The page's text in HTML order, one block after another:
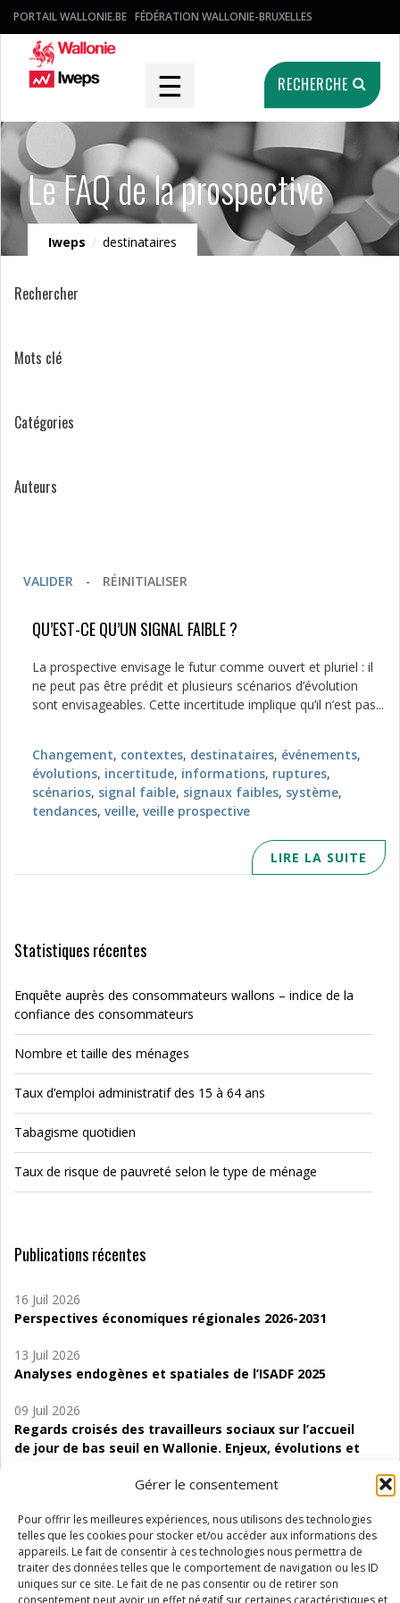
Gérer le consentement
Pour offrir les meilleures expériences, nous utilisons des technologies
telles que les cookies pour stocker et/ou accéder aux informations des
appareils. Le fait de consentir à ces technologies nous permettra de
traiter des données telles que le comportement de navigation ou les ID
uniques sur ce site. Le fait de ne pas consentir ou de retirer son
consentement peut avoir un effet négatif sur certaines caractéristiques et
PORTAIL WALLONIE.BE FÉDÉRATION WALLONIE-BRUXELLES
☰ RECHERCHE
Le FAQ de la prospective
Iweps / destinataires
Rechercher
Mots clé
Catégories
Auteurs
VALIDER - RÉINITIALISER
QU’EST-CE QU’UN SIGNAL FAIBLE ?
La prospective envisage le futur comme ouvert et pluriel : il
ne peut pas être prédit et plusieurs scénarios d’évolution
sont envisageables. Cette incertitude implique qu’il n’est pas...
Changement, contextes, destinataires, événements,
évolutions, incertitude, informations, ruptures,
scénarios, signal faible, signaux faibles, système,
tendances, veille, veille prospective
LIRE LA SUITE
Statistiques récentes
Enquête auprès des consommateurs wallons – indice de la
confiance des consommateurs
Nombre et taille des ménages
Taux d’emploi administratif des 15 à 64 ans
Tabagisme quotidien
Taux de risque de pauvreté selon le type de ménage
Publications récentes
16 Juil 2026
Perspectives économiques régionales 2026-2031
13 Juil 2026
Analyses endogènes et spatiales de l’ISADF 2025
09 Juil 2026
Regards croisés des travailleurs sociaux sur l’accueil
de jour de bas seuil en Wallonie. Enjeux, évolutions et
Étude d’évaluabilité des Structures
d’accompagnement à l’autocréation d’emploi (SAACE)
01 Juil 2026
Pénurie du personnel infirmier :quels indicateurs